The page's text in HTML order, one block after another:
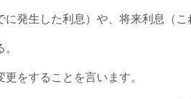
発生した利息）や、将来利息（こ
をすることを言います。